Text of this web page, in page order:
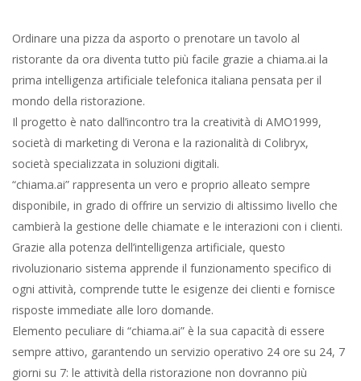
Ordinare una pizza da asporto o prenotare un tavolo al
ristorante da ora diventa tutto più facile grazie a chiama.ai la
prima intelligenza artificiale telefonica italiana pensata per il
mondo della ristorazione.
Il progetto è nato dall’incontro tra la creatività di AMO1999,
società di marketing di Verona e la razionalità di Colibryx,
società specializzata in soluzioni digitali.
“chiama.ai” rappresenta un vero e proprio alleato sempre
disponibile, in grado di offrire un servizio di altissimo livello che
cambierà la gestione delle chiamate e le interazioni con i clienti.
Grazie alla potenza dell’intelligenza artificiale, questo
rivoluzionario sistema apprende il funzionamento specifico di
ogni attività, comprende tutte le esigenze dei clienti e fornisce
risposte immediate alle loro domande.
Elemento peculiare di “chiama.ai” è la sua capacità di essere
sempre attivo, garantendo un servizio operativo 24 ore su 24, 7
giorni su 7: le attività della ristorazione non dovranno più